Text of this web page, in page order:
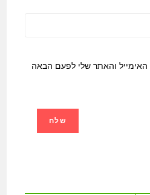
והאתר שלי לפעם הבאה